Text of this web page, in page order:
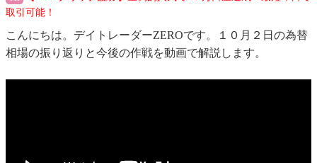
取引可能！
こんにちは。デイトレーダーZEROです。１０月２日の為替
相場の振り返りと今後の作戦を動画で解説します。